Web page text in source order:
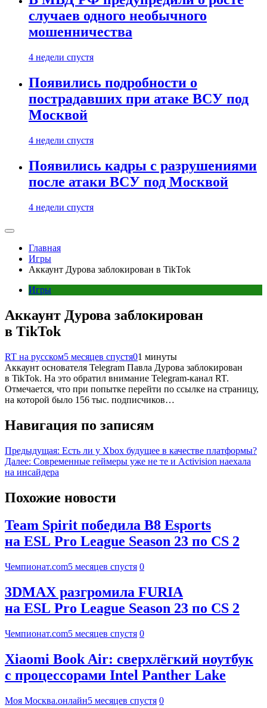
случаев одного необычного
мошенничества
4 недели спустя
Появились подробности о
пострадавших при атаке ВСУ под
Москвой
4 недели спустя
Появились кадры с разрушениями
после атаки ВСУ под Москвой
4 недели спустя
Главная
Игры
Аккаунт Дурова заблокирован в TikTok
Игры
Аккаунт Дурова заблокирован
в TikTok
RT на русском5 месяцев спустя01 минуты
Аккаунт основателя Telegram Павла Дурова заблокирован
в TikTok. На это обратил внимание Telegram-канал RT.
Отмечается, что при попытке перейти по ссылке на страницу,
на которой было 156 тыс. подписчиков…
Навигация по записям
Предыдущая: Есть ли у Xbox будущее в качестве платформы?
Далее: Современные геймеры уже не те и Activision наехала
на инсайдера
Похожие новости
Team Spirit победила B8 Esports
на ESL Pro League Season 23 по CS 2
Чемпионат.com5 месяцев спустя 0
3DMAX разгромила FURIA
на ESL Pro League Season 23 по CS 2
Чемпионат.com5 месяцев спустя 0
Xiaomi Book Air: сверхлёгкий ноутбук
с процессорами Intel Panther Lake
Моя Москва.онлайн5 месяцев спустя 0